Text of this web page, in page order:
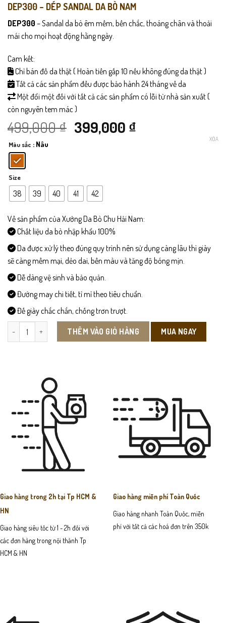
DEP300 – DÉP SANDAL DA BÒ NAM
DEP300 – Sandal da bò êm mềm, bền chắc, thoáng chân và thoải
mái cho mọi hoạt động hằng ngày.
Cam kết:
Chỉ bán đồ da thật ( Hoàn tiền gấp 10 nếu không đúng da thật )
Tất cả các sản phẩm đều được bảo hành 24 tháng về da
Một đổi một đối với tất cả các sản phẩm có lỗi từ nhà sản xuất (
còn nguyên tem mác )
499,000₫ Giá
499,000 ₫.
399,000 ₫Giá
399,000 ₫.
Màu sắc : Nâu
Size
38 39 40 41 42
XÓA
Về sản phẩm của Xưởng Da Bò Chu Hải Nam:
Chất liệu da bò nhập khẩu 100%
Da được xử lý theo đúng quy trình nên sử dụng càng lâu thì giày
sẽ càng mềm mại, dẻo dai, bền màu và tăng độ bóng mịn.
Dễ dàng vệ sinh và bảo quản.
Đường may chi tiết, tỉ mỉ theo tiêu chuẩn.
Đế giày chắc chắn, chống trơn trượt.
DEP300 - Dép Sandal Da Bò Nam số lượng
THÊM VÀO GIỎ HÀNG MUA NGAY
Giao hàng trong 2h tại Tp HCM &
HN
Giao hàng siêu tốc từ 1 - 2h đối với
các đơn hàng trong nội thành Tp
HCM & HN
Giao hàng miễn phí Toàn Quốc
Giao hàng nhanh Toàn Quốc, miễn
phí với tất cả các hoá đơn trên 350k